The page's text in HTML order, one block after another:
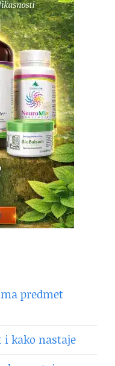
predmet
i kako nastaje